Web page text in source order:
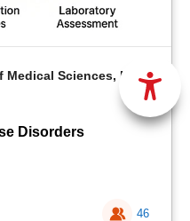
Sciences, New
Disorders
46